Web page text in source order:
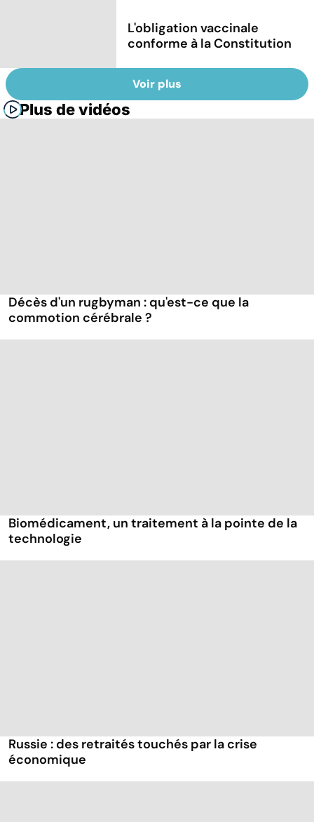
L'obligation vaccinale
conforme à la Constitution
Voir plus
Plus de vidéos
Décès d'un rugbyman : qu'est-ce que la
commotion cérébrale ?
Biomédicament, un traitement à la pointe de la
technologie
Russie : des retraités touchés par la crise
économique